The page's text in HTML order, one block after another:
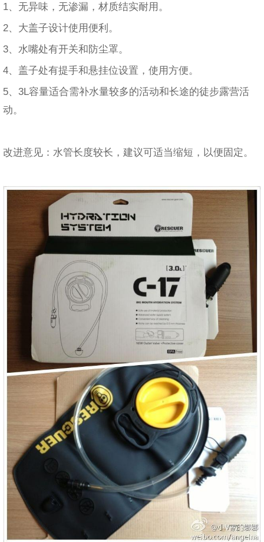
1、无异味，无渗漏，材质结实耐用。
2、大盖子设计使用便利。
3、水嘴处有开关和防尘罩。
4、盖子处有提手和悬挂位设置，使用方便。
5、3L容量适合需补水量较多的活动和长途的徒步露营活
动。
改进意见：水管长度较长，建议可适当缩短，以便固定。